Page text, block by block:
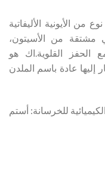
من الأيونية الأليفاتية
مشتقة من الأسيتون،
الحفز القلوية.اك هو
عادة باسم الملدن
للخرسانة: أستم